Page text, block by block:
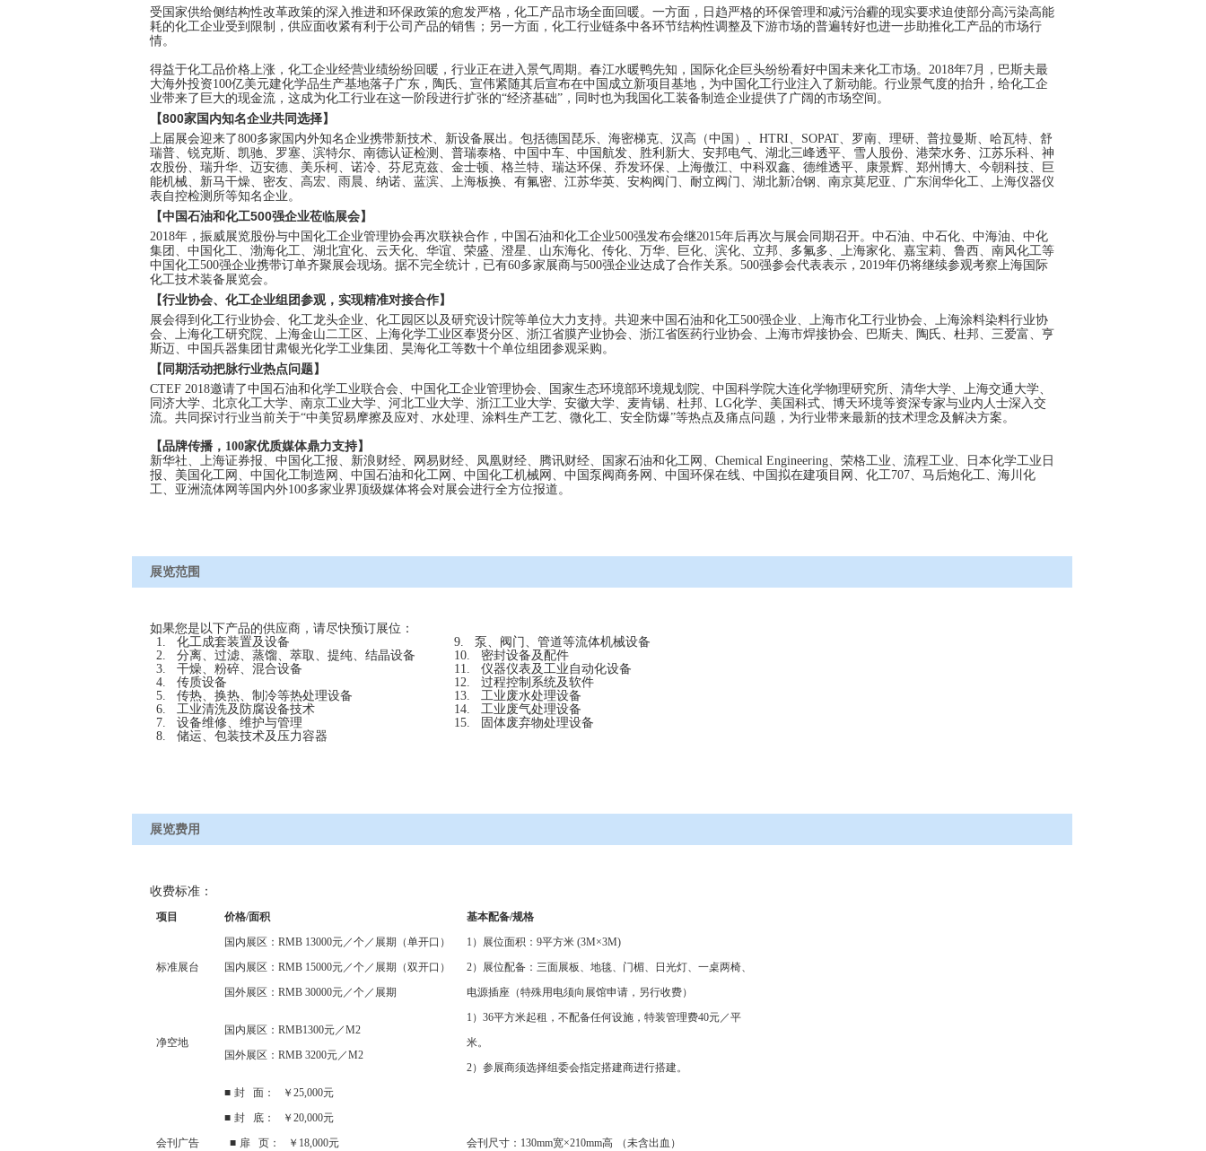
受国家供给侧结构性改革政策的深入推进和环保政策的愈发严格，化工产品市场全面回暖。一方面，日趋严格的环保管理和减污治霾的现实要求迫使部分高污染高能
耗的化工企业受到限制，供应面收紧有利于公司产品的销售；另一方面，化工行业链条中各环节结构性调整及下游市场的普遍转好也进一步助推化工产品的市场行
情。
得益于化工品价格上涨，化工企业经营业绩纷纷回暖，行业正在进入景气周期。春江水暖鸭先知，国际化企巨头纷纷看好中国未来化工市场。2018年7月，巴斯夫最
大海外投资100亿美元建化学品生产基地落子广东，陶氏、宣伟紧随其后宣布在中国成立新项目基地，为中国化工行业注入了新动能。行业景气度的抬升，给化工企
业带来了巨大的现金流，这成为化工行业在这一阶段进行扩张的“经济基础”，同时也为我国化工装备制造企业提供了广阔的市场空间。
【800家国内知名企业共同选择】
上届展会迎来了800多家国内外知名企业携带新技术、新设备展出。包括德国琵乐、海密梯克、汉高（中国）、HTRI、SOPAT、罗南、理研、普拉曼斯、哈瓦特、舒
瑞普、锐克斯、凯驰、罗塞、滨特尔、南德认证检测、普瑞泰格、中国中车、中国航发、胜利新大、安邦电气、湖北三峰透平、雪人股份、港荣水务、江苏乐科、神
农股份、瑞升华、迈安德、美乐柯、诺冷、芬尼克兹、金士顿、格兰特、瑞达环保、乔发环保、上海傲江、中科双鑫、德维透平、康景辉、郑州博大、今朝科技、巨
能机械、新马干燥、密友、高宏、雨晨、纳诺、蓝滨、上海板换、有氟密、江苏华英、安构阀门、耐立阀门、湖北新冶钢、南京莫尼亚、广东润华化工、上海仪器仪
表自控检测所等知名企业。
【中国石油和化工500强企业莅临展会】
2018年，振威展览股份与中国化工企业管理协会再次联袂合作，中国石油和化工企业500强发布会继2015年后再次与展会同期召开。中石油、中石化、中海油、中化
集团、中国化工、渤海化工、湖北宜化、云天化、华谊、荣盛、澄星、山东海化、传化、万华、巨化、滨化、立邦、多氟多、上海家化、嘉宝莉、鲁西、南风化工等
中国化工500强企业携带订单齐聚展会现场。据不完全统计，已有60多家展商与500强企业达成了合作关系。500强参会代表表示，2019年仍将继续参观考察上海国际
化工技术装备展览会。
【行业协会、化工企业组团参观，实现精准对接合作】
展会得到化工行业协会、化工龙头企业、化工园区以及研究设计院等单位大力支持。共迎来中国石油和化工500强企业、上海市化工行业协会、上海涂料染料行业协
会、上海化工研究院、上海金山二工区、上海化学工业区奉贤分区、浙江省膜产业协会、浙江省医药行业协会、上海市焊接协会、巴斯夫、陶氏、杜邦、三爱富、亨
斯迈、中国兵器集团甘肃银光化学工业集团、昊海化工等数十个单位组团参观采购。
【 同期活动把脉行业热点问题】
CTEF 2018邀请了中国石油和化学工业联合会、中国化工企业管理协会、国家生态环境部环境规划院、中国科学院大连化学物理研究所、清华大学、上海交通大学、
同济大学、北京化工大学、南京工业大学、河北工业大学、浙江工业大学、安徽大学、麦肯锡、杜邦、LG化学、美国科式、博天环境等资深专家与业内人士深入交
流。共同探讨行业当前关于“中美贸易摩擦及应对、水处理、涂料生产工艺、微化工、安全防爆”等热点及痛点问题，为行业带来最新的技术理念及解决方案。
【品牌传播，100家优质媒体鼎力支持】
新华社、上海证券报、中国化工报、新浪财经、网易财经、凤凰财经、腾讯财经、国家石油和化工网、Chemical Engineering、荣格工业、流程工业、日本化学工业日
报、美国化工网、中国化工制造网、中国石油和化工网、中国化工机械网、中国泵阀商务网、中国环保在线、中国拟在建项目网、化工707、马后炮化工、海川化
工、亚洲流体网等国内外100多家业界顶级媒体将会对展会进行全方位报道。
展览范围
如果您是以下产品的供应商，请尽快预订展位：
1. 化工成套装置及设备 9. 泵、阀门、管道等流体机械设备
2. 分离、过滤、蒸馏、萃取、提纯、结晶设备 10. 密封设备及配件
3. 干燥、粉碎、混合设备 11. 仪器仪表及工业自动化设备
4. 传质设备 12. 过程控制系统及软件
5. 传热、换热、制冷等热处理设备 13. 工业废水处理设备
6. 工业清洗及防腐设备技术 14. 工业废气处理设备
7. 设备维修、维护与管理 15.
固体废弃物处理设备
8. 储运、包装技术及压力容器
展览费用
收费标准：
项目 价格/面积 基本配备/规格
标准展台
国内展区： RMB 13000元／个／展期（单开口）
国内展区： RMB 15000元／个／展期（双开口）
国外展区： RMB 30000元／个／展期
1 ）展位面积： 9平方米 (3M×3M)
2）展位配备：三面展板、地毯、门楣、日光灯、一桌两椅、
电源插座（特殊用电须向展馆申请，另行收费）
净空地
国内展区： RMB1300元／M2
国外展区： RMB 3200元／M2
1 ） 36平方米起租，不配备任何设施，特装管理费40元／平
米。
2）参展商须选择组委会指定搭建商进行搭建。
会刊广告
■ 封 面： ￥ 25,000元
■ 封 底： ￥ 20,000元
■ 扉 页： ￥ 18,000元
会刊尺寸： 130mm宽×210mm高 （未含出血）